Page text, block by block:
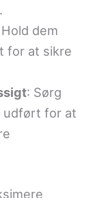
dem
for at sikre
: Sørg
udført for at